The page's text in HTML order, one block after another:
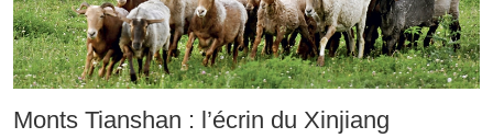
Monts Tianshan : l’écrin du Xinjiang